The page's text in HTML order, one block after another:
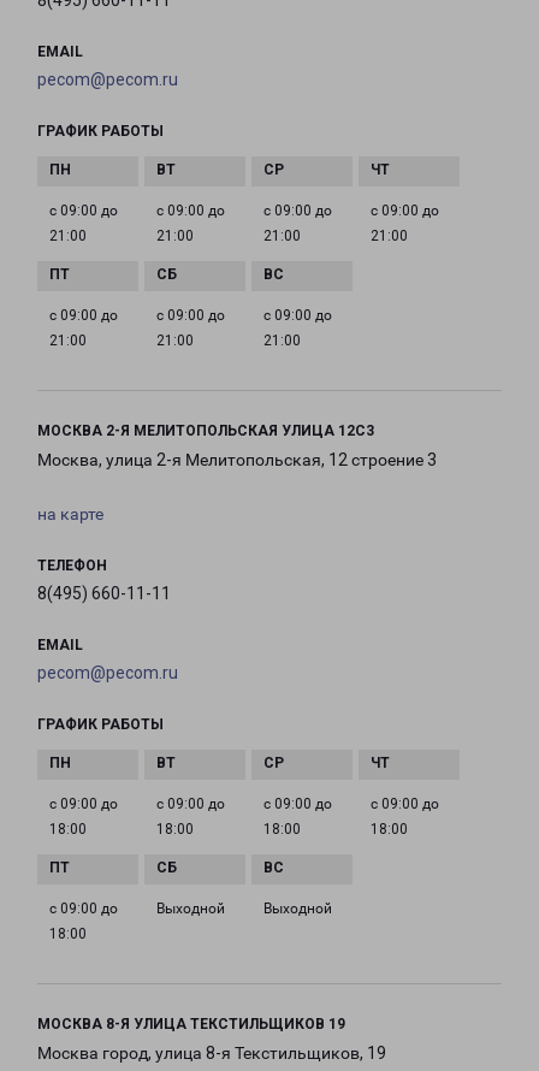
EMAIL
pecom@pecom.ru
ГРАФИК РАБОТЫ
с 09:00 до
21:00
с 09:00 до
21:00
с 09:00 до
21:00
с 09:00 до
21:00
с 09:00 до
21:00
с 09:00 до
21:00
с 09:00 до
21:00
МОСКВА 2-Я МЕЛИТОПОЛЬСКАЯ УЛИЦА 12С3
Москва, улица 2-я Мелитопольская, 12 строение 3
на карте
ТЕЛЕФОН
8(495) 660-11-11
EMAIL
pecom@pecom.ru
ГРАФИК РАБОТЫ
с 09:00 до
18:00
с 09:00 до
18:00
с 09:00 до
18:00
с 09:00 до
18:00
с 09:00 до
18:00
Выходной Выходной
МОСКВА 8-Я УЛИЦА ТЕКСТИЛЬЩИКОВ 19
Москва город, улица 8-я Текстильщиков, 19